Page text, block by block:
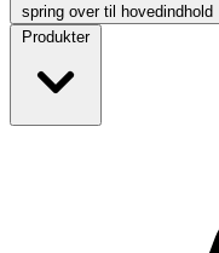
spring over til hovedindhold
Produkter